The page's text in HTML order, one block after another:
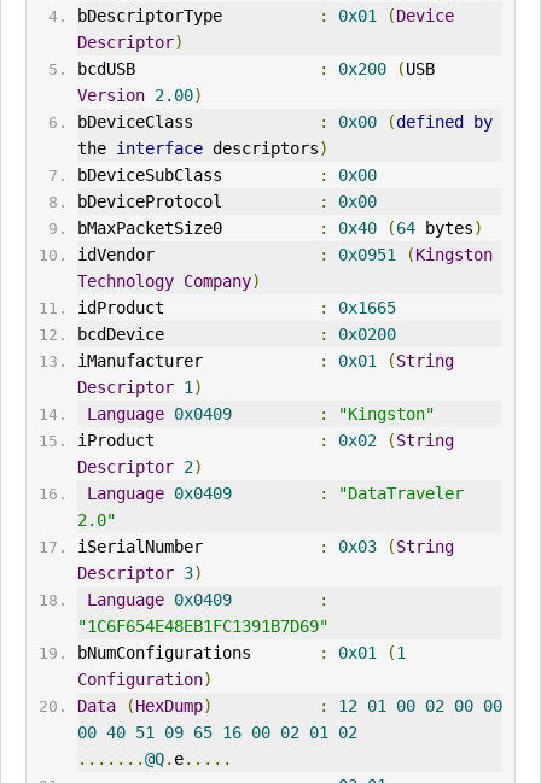
bDescriptorType
: 0x01 (Device
Descriptor)
bcdUSB
: 0x200 (
USB
Version 2.00)
bDeviceClass
: 0x00 (defined by
the interface descriptors)
bDeviceSubClass
:
0x00
bDeviceProtocol
:
0x00
bMaxPacketSize0
: 0x40 (64 bytes)
idVendor
: 0x0951 (Kingston
Technology Company)
idProduct
:
0x1665
bcdDevice
:
0x0200
iManufacturer
: 0x01 (String
Descriptor 1 )
Language 0x0409 :
"Kingston"
iProduct
: 0x02 (String
Descriptor 2)
Language 0x0409 :
"DataTraveler
2.0"
iSerialNumber
: 0x03 (String
Descriptor 3)
Language 0x0409
:
"1C6F654E48EB1FC1391B7D69"
bNumConfigurations
: 0x01 (1
Configuration)
Data
(HexDump) : 12 01 00 02 00 00
00 40 51 09 65 16 00 02 01
02
.......@Q. e.....